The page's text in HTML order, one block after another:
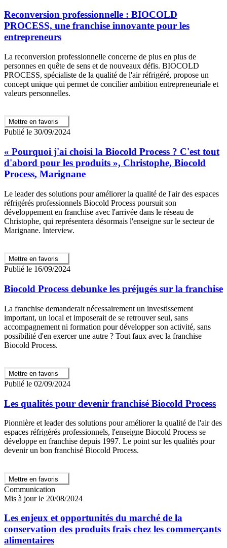
Reconversion professionnelle : BIOCOLD
PROCESS, une franchise innovante pour les
entrepreneurs
La reconversion professionnelle concerne de plus en plus de
personnes en quête de sens et de nouveaux défis. BIOCOLD
PROCESS, spécialiste de la qualité de l'air réfrigéré, propose un
concept unique qui permet de concilier ambition entrepreneuriale et
valeurs personnelles.
Mettre en favoris
Publié le 30/09/2024
« Pourquoi j'ai choisi la Biocold Process ? C'est tout
d'abord pour les produits », Christophe, Biocold
Process, Marignane
Le leader des solutions pour améliorer la qualité de l'air des espaces
réfrigérés professionnels Biocold Process poursuit son
développement en franchise avec l'arrivée dans le réseau de
Christophe, qui représentera désormais l'enseigne sur le secteur de
Marignane. Interview.
Mettre en favoris
Publié le 16/09/2024
Biocold Process debunke les préjugés sur la franchise
La franchise demanderait nécessairement un investissement
important, un local et imposerait de se retrouver seul, sans
accompagnement ni formation pour développer son activité, sans
possibilité d'en exercer une autre ? Tout faux avec la franchise
Biocold Process.
Mettre en favoris
Publié le 02/09/2024
Les qualités pour devenir franchisé Biocold Process
Pionnière et leader des solutions pour améliorer la qualité de l'air des
espaces réfrigérés professionnels, l'enseigne Biocold Process se
développe en franchise depuis 1997. Le point sur les qualités pour
devenir un bon franchisé Biocold Process.
Mettre en favoris
Communication
Mis à jour le 20/08/2024
Les enjeux et opportunités du marché de la
conservation des produits frais chez les commerçants
alimentaires